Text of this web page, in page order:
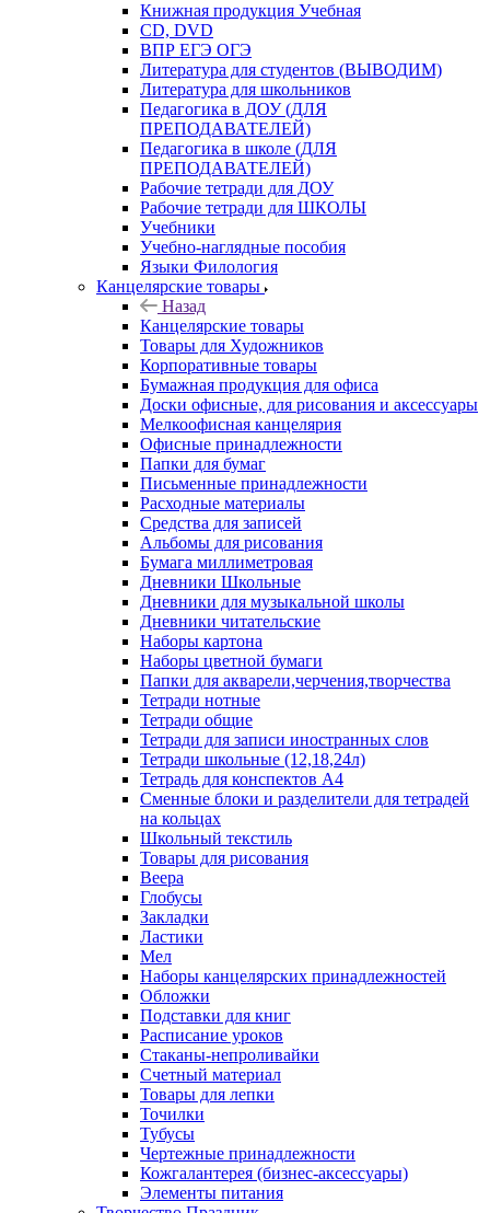
Книжная продукция Учебная
CD, DVD
ВПР ЕГЭ ОГЭ
Литература для студентов (ВЫВОДИМ)
Литература для школьников
Педагогика в ДОУ (ДЛЯ
ПРЕПОДАВАТЕЛЕЙ)
Педагогика в школе (ДЛЯ
ПРЕПОДАВАТЕЛЕЙ)
Рабочие тетради для ДОУ
Рабочие тетради для ШКОЛЫ
Учебники
Учебно-наглядные пособия
Языки Филология
Канцелярские товары
Назад
Канцелярские товары
Товары для Художников
Корпоративные товары
Бумажная продукция для офиса
Доски офисные, для рисования и аксессуары
Мелкоофисная канцелярия
Офисные принадлежности
Папки для бумаг
Письменные принадлежности
Расходные материалы
Средства для записей
Альбомы для рисования
Бумага миллиметровая
Дневники Школьные
Дневники для музыкальной школы
Дневники читательские
Наборы картона
Наборы цветной бумаги
Папки для акварели,черчения,творчества
Тетради нотные
Тетради общие
Тетради для записи иностранных слов
Тетради школьные (12,18,24л)
Тетрадь для конспектов А4
Сменные блоки и разделители для тетрадей
на кольцах
Школьный текстиль
Товары для рисования
Веера
Глобусы
Закладки
Ластики
Мел
Наборы канцелярских принадлежностей
Обложки
Подставки для книг
Расписание уроков
Стаканы-непроливайки
Счетный материал
Товары для лепки
Точилки
Тубусы
Чертежные принадлежности
Кожгалантерея (бизнес-аксессуары)
Элементы питания